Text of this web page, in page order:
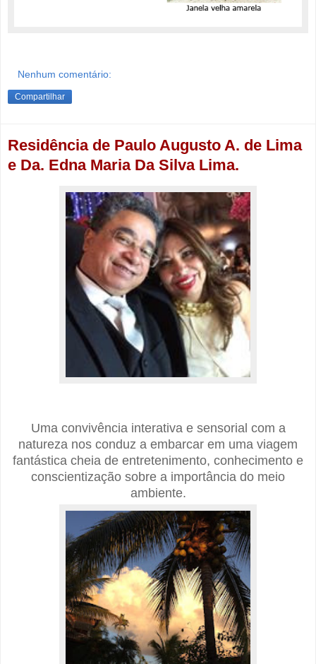
Nenhum comentário:
Compartilhar
Residência de Paulo Augusto A. de Lima
e Da. Edna Maria Da Silva Lima.
Uma convivência interativa e sensorial com a
natureza nos conduz a embarcar em uma viagem
fantástica cheia de entretenimento, conhecimento e
conscientização sobre a importância do meio
ambiente.